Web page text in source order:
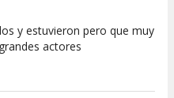
10
y estuvieron pero que muy
actores